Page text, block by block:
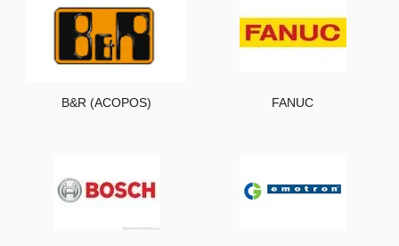
B&R (ACOPOS) FANUC